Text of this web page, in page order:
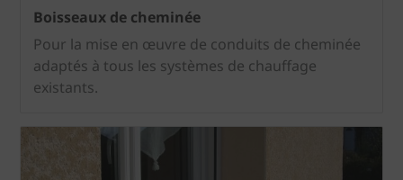
Boisseaux de cheminée
Pour la mise en œuvre de conduits de cheminée
adaptés à tous les systèmes de chauffage
existants.